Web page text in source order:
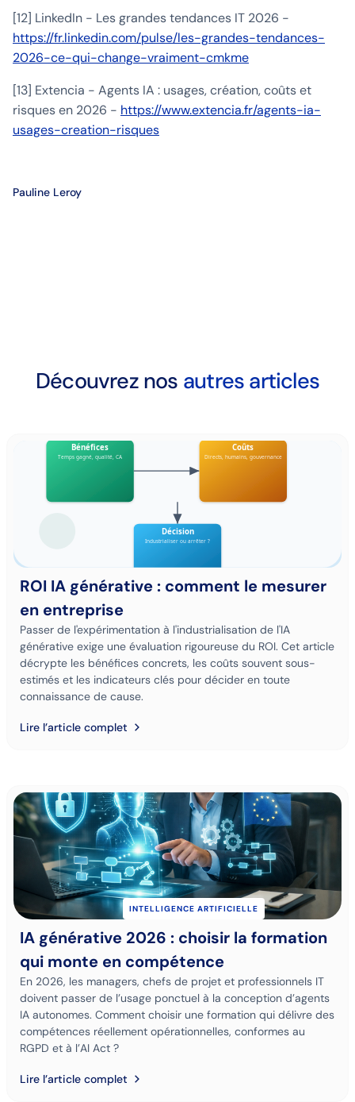
[12] LinkedIn - Les grandes tendances IT 2026 -
https://fr.linkedin.com/pulse/les-grandes-tendances-
2026-ce-qui-change-vraiment-cmkme
[13] Extencia - Agents IA : usages, création, coûts et
risques en 2026 - https://www.extencia.fr/agents-ia-
usages-creation-risques
Pauline Leroy
Découvrez nos autres articles
ROI IA générative : comment le mesurer
en entreprise
Passer de l'expérimentation à l'industrialisation de l'IA
générative exige une évaluation rigoureuse du ROI. Cet article
décrypte les bénéfices concrets, les coûts souvent sous-
estimés et les indicateurs clés pour décider en toute
connaissance de cause.
Lire l’article complet
INTELLIGENCE ARTIFICIELLE
IA générative 2026 : choisir la formation
qui monte en compétence
En 2026, les managers, chefs de projet et professionnels IT
doivent passer de l’usage ponctuel à la conception d’agents
IA autonomes. Comment choisir une formation qui délivre des
compétences réellement opérationnelles, conformes au
RGPD et à l’AI Act ?
Lire l’article complet